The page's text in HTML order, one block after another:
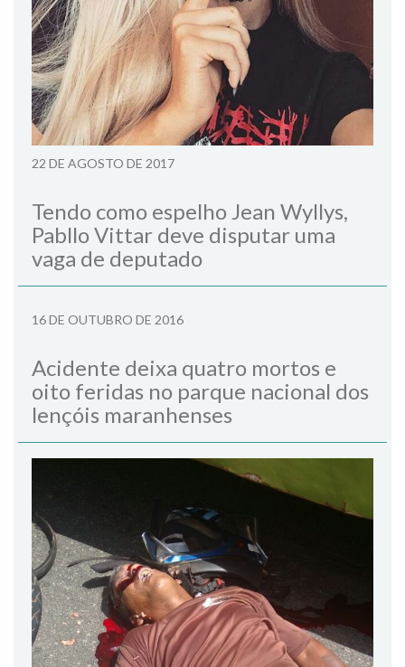
22 DE AGOSTO DE 2017
Tendo como espelho Jean Wyllys,
Pabllo Vittar deve disputar uma
vaga de deputado
16 DE OUTUBRO DE 2016
Acidente deixa quatro mortos e
oito feridas no parque nacional dos
lençóis maranhenses